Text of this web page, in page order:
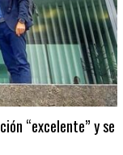
“excelente” y se